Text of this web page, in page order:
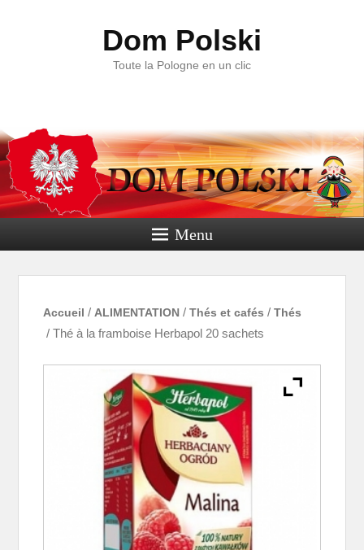
Dom Polski
Toute la Pologne en un clic
Menu
Accueil / ALIMENTATION /Thés et cafés /Thés
/ Thé à la framboise Herbapol 20 sachets